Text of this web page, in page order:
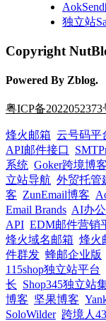
独立站
Copyright
Powered By Zblog.
粤ICP备2022052373
烽火邮箱 云号码平
API邮件接口
系统 Goker跨境博客
立站导航 外贸托管
客 ZunEmail博客
Email Brands AI办
API EDM邮件营销
烽火域名邮箱 烽火
件群发 蜂邮企业版
115shop独立站平台
长 Shop345独立站
博客 坚果博客
SoloWilder 跨境人